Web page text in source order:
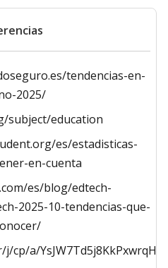
tendencias-en-
2025/
subject/education
es/estadisticas-
en-cuenta
es/blog/edtech-
2025-10-tendencias-que-
cp/a/